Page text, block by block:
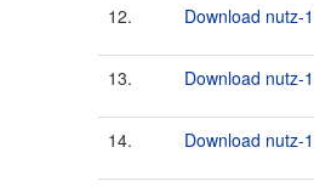
12. Download nutz-
13. Download nutz-
14. Download nutz-